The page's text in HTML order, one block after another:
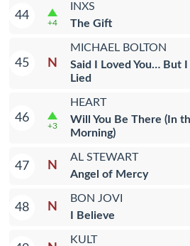
44
+4
INXS
The Gift
45 N
MICHAEL BOLTON
Said I Loved You… But I
Lied
46
+3
HEART
Will You Be There (In
Morning)
47 N
AL STEWART
Angel of Mercy
48 N
BON JOVI
I Believe
KULT